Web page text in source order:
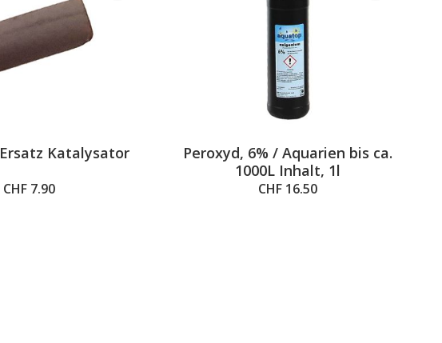
Katalysator
CHF 7.90
Peroxyd, 6% / Aquarien bis ca.
1000L Inhalt, 1l
CHF 16.50